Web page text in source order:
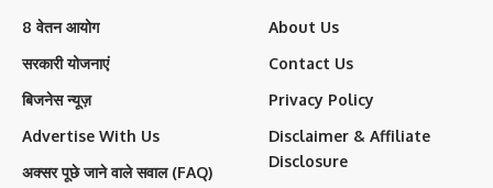
8 वेतन आयोग
सरकारी योजनाएं
बिजनेस न्यूज़
Advertise With Us
अक्सर पूछे जाने वाले सवाल (FAQ)
About Us
Contact Us
Privacy Policy
Disclaimer & Affiliate
Disclosure